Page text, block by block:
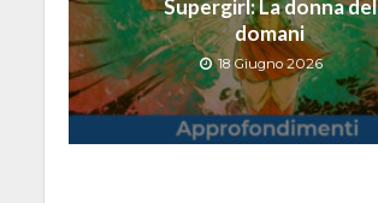
Supergirl: La donna del
domani
18 Giugno 2026